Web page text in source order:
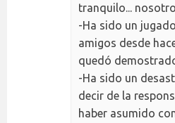
tranquilo...
-Ha sido un
amigos desde
quedó
-Ha sido un
decir de la
haber asumido